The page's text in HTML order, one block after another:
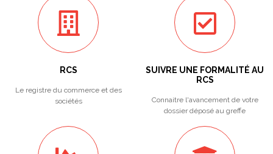
RCS
Le registre du commerce et des
sociétés
SUIVRE UNE FORMALITÉ AU
RCS
Connaitre l'avancement de votre
dossier déposé au greffe